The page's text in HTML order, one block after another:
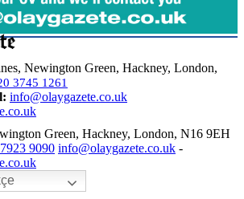
Newington Green, Hackney, London,
3745 1261
info@olaygazete.co.uk
Green, Hackney, London, N16 9EH
9090 info@olaygazete.co.uk -